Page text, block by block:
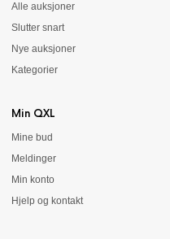
Alle auksjoner
Slutter snart
Nye auksjoner
Kategorier
Min QXL
Mine bud
Meldinger
Min konto
Hjelp og kontakt